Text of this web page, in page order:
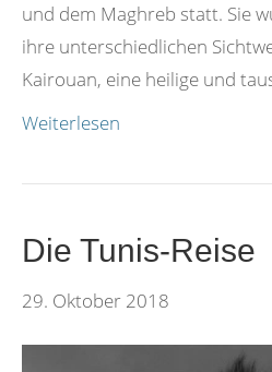
und dem Maghreb statt. Sie
ihre unterschiedlichen
Kairouan, eine heilige und
Weiterlesen
Die Tunis-Reise
29. Oktober 2018